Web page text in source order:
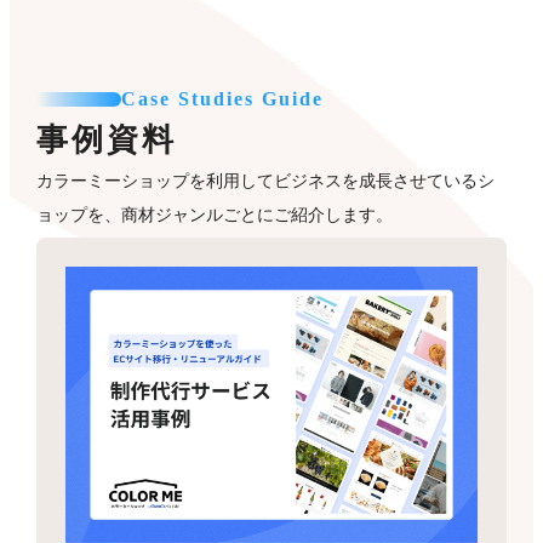
Case Studies Guide
事例資料
カラーミーショップを利用してビジネスを成長させているシ
ョップを、商材ジャンルごとにご紹介します。